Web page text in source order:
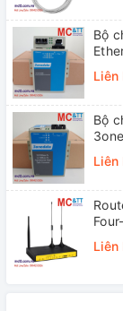
Bộ
Liên
Bộ
Liên
Liên